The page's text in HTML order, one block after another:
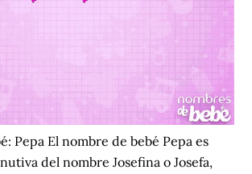
Pepa El nombre de bebé Pepa es
del nombre Josefina o Josefa,